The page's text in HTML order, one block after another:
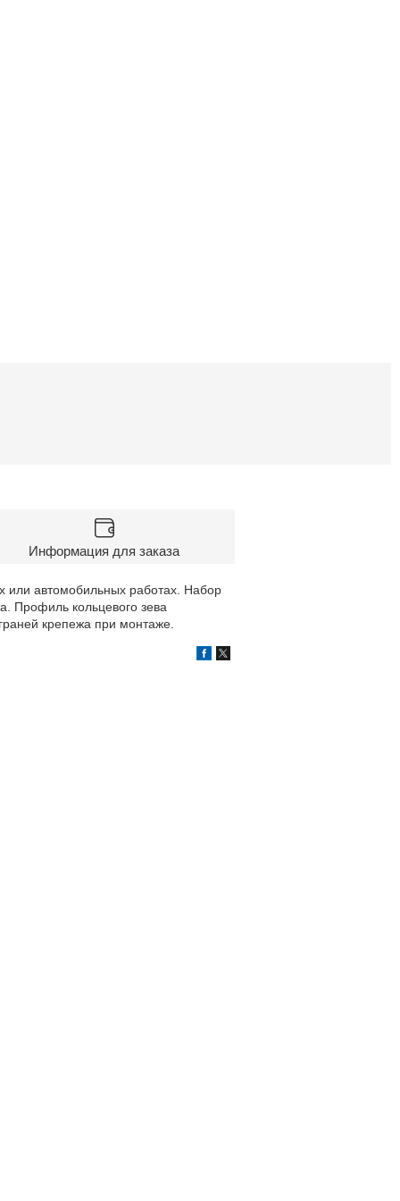
Информация для заказа
или автомобильных работах. Набор
Профиль кольцевого зева
крепежа при монтаже.